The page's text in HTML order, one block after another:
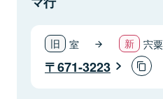
室 宍
671-3223